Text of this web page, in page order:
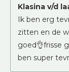
Klasina v/d
Ik ben erg
zitten en de
goed👌frisse
ben super